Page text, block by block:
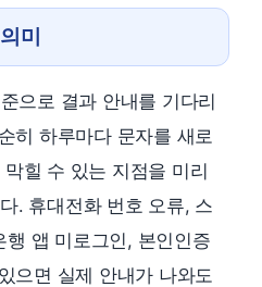
미
으로 결과 안내를 기다리
히 하루마다 문자를 새로
힐 수 있는 지점을 미리
. 휴대전화 번호 오류, 스
앱 미로그인, 본인인증
으면 실제 안내가 나와도